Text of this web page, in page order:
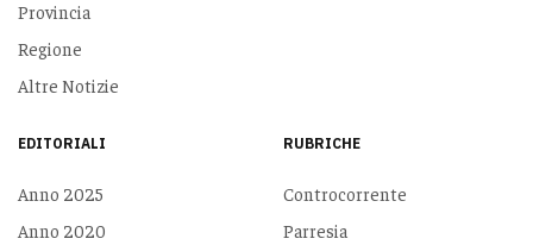
Provincia
Regione
Altre Notizie
EDITORIALI
Anno 2025
Anno 2020
RUBRICHE
Controcorrente
Parresia